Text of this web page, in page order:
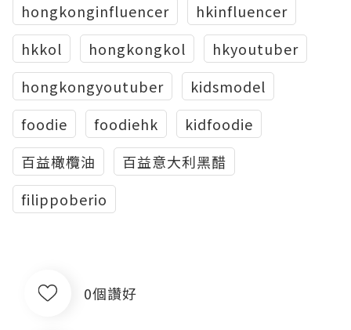
hongkonginfluencer
hkinfluencer
hkkol
hongkongkol
hkyoutuber
hongkongyoutuber
kidsmodel
foodie
foodiehk
kidfoodie
百益橄欖油
百益意大利黑醋
filippoberio
0個讚好